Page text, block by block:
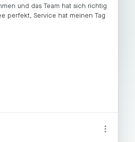
und das Team hat sich richtig
perfekt, Service hat meinen Tag